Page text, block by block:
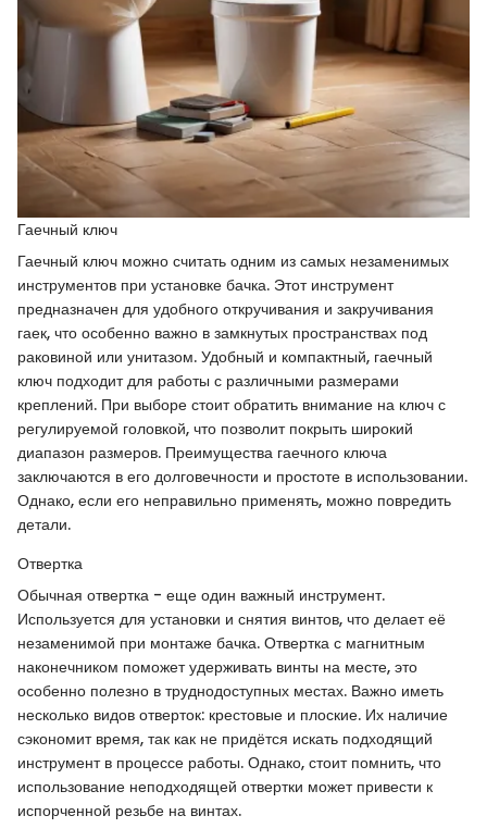
Гаечный ключ
Гаечный ключ можно считать одним из самых незаменимых
инструментов при установке бачка. Этот инструмент
предназначен для удобного откручивания и закручивания
гаек, что особенно важно в замкнутых пространствах под
раковиной или унитазом. Удобный и компактный, гаечный
ключ подходит для работы с различными размерами
креплений. При выборе стоит обратить внимание на ключ с
регулируемой головкой, что позволит покрыть широкий
диапазон размеров. Преимущества гаечного ключа
заключаются в его долговечности и простоте в использовании.
Однако, если его неправильно применять, можно повредить
детали.
Отвертка
Обычная отвертка - еще один важный инструмент.
Используется для установки и снятия винтов, что делает её
незаменимой при монтаже бачка. Отвертка с магнитным
наконечником поможет удерживать винты на месте, это
особенно полезно в труднодоступных местах. Важно иметь
несколько видов отверток: крестовые и плоские. Их наличие
сэкономит время, так как не придётся искать подходящий
инструмент в процессе работы. Однако, стоит помнить, что
использование неподходящей отвертки может привести к
испорченной резьбе на винтах.